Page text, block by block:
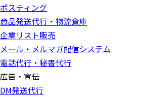
ポスティング
商品発送代行・物流倉庫
企業リスト販売
メール・メルマガ配信システム
電話代行・秘書代行
広告・宣伝
DM発送代行